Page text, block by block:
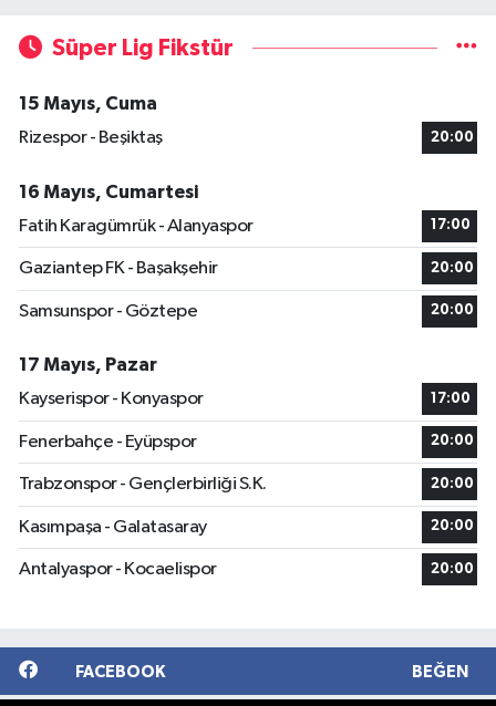
Süper Lig Fikstür
15 Mayıs, Cuma
Rizespor - Beşiktaş
20:00
16 Mayıs, Cumartesi
Fatih Karagümrük - Alanyaspor
17:00
Gaziantep FK - Başakşehir 20:00
Samsunspor - Göztepe 20:00
17 Mayıs, Pazar
Kayserispor - Konyaspor
17:00
Fenerbahçe - Eyüpspor 20:00
Trabzonspor - Gençlerbirliği S.K. 20:00
Kasımpaşa - Galatasaray 20:00
Antalyaspor - Kocaelispor 20:00
FACEBOOK BEĞEN